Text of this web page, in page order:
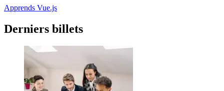
Apprends Vue.js
Derniers billets